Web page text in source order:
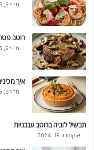
מרץ 9, 2025
רוטב
מרץ 9, 2025
איך
מרץ 9, 2025
תבשיל לוביה ברוטב עגבניות
אוקטובר 19, 2024